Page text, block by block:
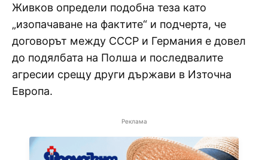
Живков определи подобна теза като
„изопачаване на фактите“ и подчерта, че
договорът между СССР и Германия е довел
до подялбата на Полша и последвалите
агресии срещу други държави в Източна
Европа.
Реклама